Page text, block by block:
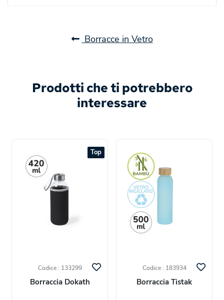
Borracce in Vetro
Prodotti che ti potrebbero
interessare
Top
Codice : 133299
Borraccia Dokath
Codice : 183934
Borraccia Tistak